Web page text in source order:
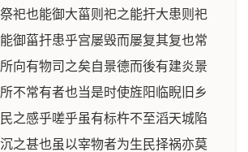
祀也能御大菑则祀之能扞大患则祀
御菑扞患乎宫屡毁而屡复其复也常
向有物司之矣自景德而後有建炎景
不常有者也当是时使旌阳临睨旧乡
之感乎嗟乎虽有标杵不至滔天城陷
之甚也虽以宰物者为生民择祸亦莫